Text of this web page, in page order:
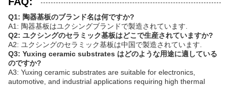
Q1: 陶器基板のブランド名は何ですか?
A1: 陶器基板はユクシングブランドで製造されています.
Q2: ユクシングのセラミック基板はどこで生産されていますか?
A2: ユクシングのセラミック基板は中国で製造されています.
Q3: Yuxing ceramic substrates はどのような用途に適している
のですか?
A3: Yuxing ceramic substrates are suitable for electronics,
automotive, and industrial applications requiring high thermal